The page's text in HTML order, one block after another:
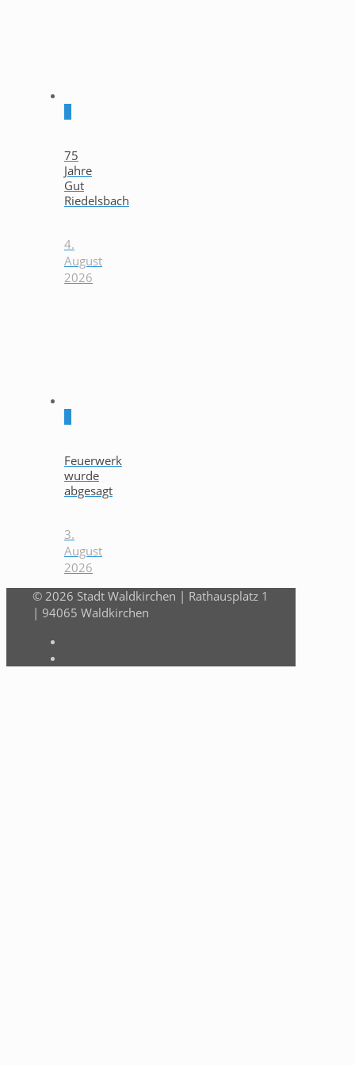
75
Jahre
Gut
Riedelsbach
4.
August
2026
Feuerwerk
wurde
abgesagt
3.
August
2026
© 2026 Stadt Waldkirchen | Rathausplatz 1
| 94065 Waldkirchen